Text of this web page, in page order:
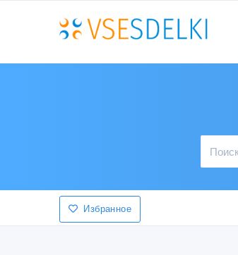
Избранное